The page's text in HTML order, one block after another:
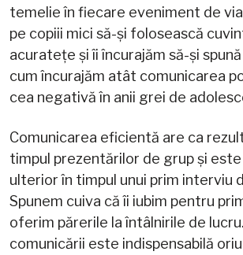
temelie în fiecare eveniment de
pe copiii mici să-și folosească
acuratețe și îi încurajăm să-și
cum încurajăm atât comunicarea
cea negativă în anii grei de
Comunicarea eficientă are ca
timpul prezentărilor de grup și
ulterior în timpul unui prim interviu
Spunem cuiva că îi iubim pentru
oferim părerile la întâlnirile de
comunicării este indispensabilă